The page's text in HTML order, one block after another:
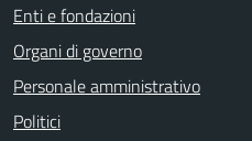
Enti e fondazioni
Organi di governo
Personale amministrativo
Politici